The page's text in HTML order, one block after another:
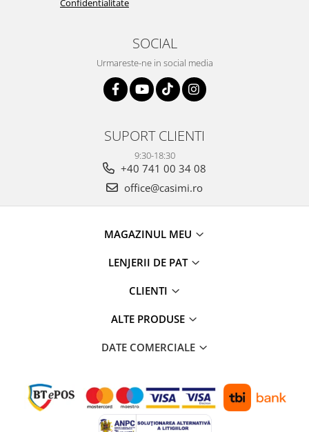
SOCIAL
Urmareste-ne in social media
SUPORT CLIENTI
9:30-18:30
+40 741 00 34 08
office@casimi.ro
MAGAZINUL MEU
LENJERII DE PAT
CLIENTI
ALTE PRODUSE
DATE COMERCIALE